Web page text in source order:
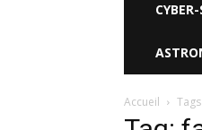
Accueil Tags